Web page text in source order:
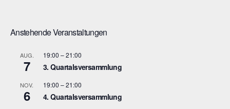
Anstehende Veranstaltungen
AUG.
7
19:00 –21:00
3. Quartalsversammlung
NOV.
6
19:00 –21:00
4. Quartalsversammlung